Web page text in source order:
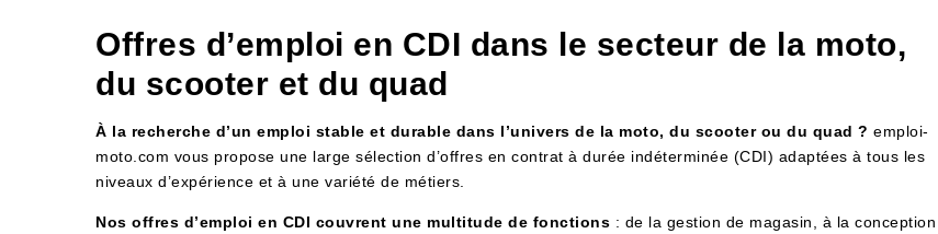
Offres d’emploi en CDI dans le secteur de la moto,
du scooter et du quad
À la recherche d’un emploi stable et durable dans l’univers de la moto, du scooter ou du quad ? emploi-
moto.com vous propose une large sélection d’offres en contrat à durée indéterminée (CDI) adaptées à tous les
niveaux d’expérience et à une variété de métiers.
Nos offres d’emploi en CDI couvrent une multitude de fonctions : de la gestion de magasin, à la conception